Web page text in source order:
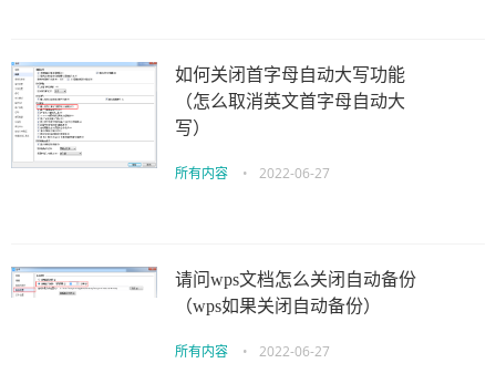
如何关闭首字母自动大写功能
（怎么取消英文首字母自动大
写）
所有内容 • 2022-06-27
请问wps文档怎么关闭自动备份
（wps如果关闭自动备份）
所有内容 • 2022-06-27